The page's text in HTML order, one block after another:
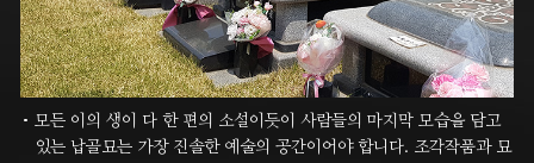
모든 이의 생이 다 한 편의 소설이듯이 사람들의 마지막 모습을 담고
있는 납골묘는 가장 진솔한 예술의 공간이어야 합니다. 조각작품과 묘